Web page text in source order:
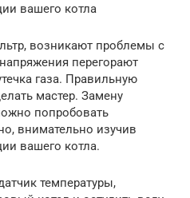
вашего котла
возникают проблемы с
перегорают
газа. Правильную
мастер. Замену
попробовать
внимательно изучив
вашего котла.
температуры,